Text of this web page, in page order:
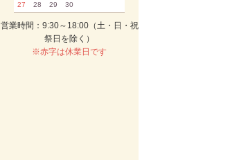
27 28 29 30
営業時間：9:30～18:00（土・日・祝
祭日を除く）
※赤字は休業日です